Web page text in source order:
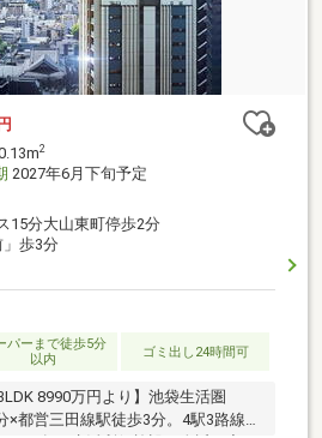
2
2027年6月下旬予定
15分大山東町停歩2分
歩3分
パーまで徒歩5分
以内
ゴミ出し24時間可
8990万円より】池袋生活圏
×都営三田線駅徒歩3分。4駅3路線利